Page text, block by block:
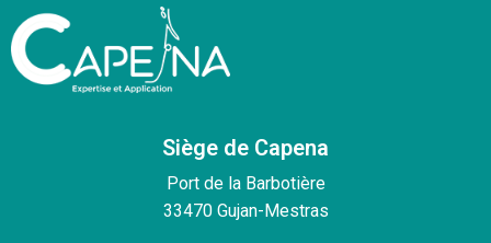
Siège de Capena
Port de la Barbotière
33470 Gujan-Mestras